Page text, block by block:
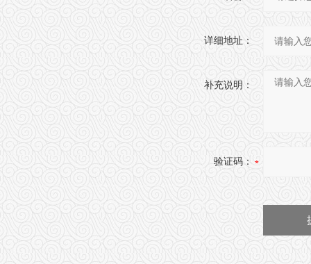
详细地址：
补充说明：
验证码：